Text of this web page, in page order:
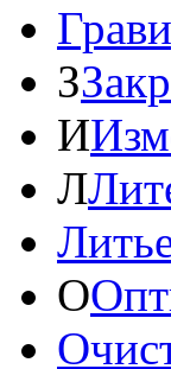
З
И
Л
О